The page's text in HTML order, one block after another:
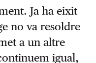
Ja ha eixit
no va resoldre
a un altre
igual,